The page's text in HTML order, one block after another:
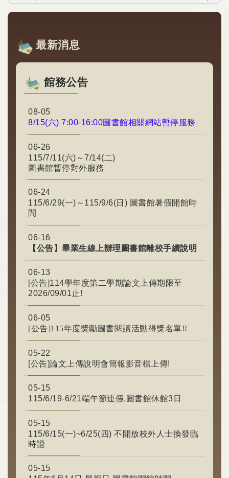
最新消息
館務公告
08-05
8/15(六) 7:00-16:00圖書館相關網站暫停服務
06-26
115/7/11(六)～7/14(二)
圖書館暫停對外服務
06-24
115/6/29(一)～115/9/6(日) 圖書館暑假開館時
間
06-16
【公告】畢業生線上辦理圖書館離校手續說明
06-13
[公告]114學年度第二學期論文上傳期限至
2026/09/01止!
06-05
[公告]115年度獎勵圖書閱讀活動得獎名單!!
05-22
[公告]論文上傳說明會簡報影音檔上傳!
05-15
115/6/19-6/21端午節連假,圖書館休館3日
05-15
115/6/15(一)~6/25(四) 不開放校外人士換發臨
時證
05-15